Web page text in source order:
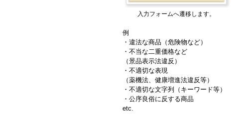
入力フォームへ遷移します。
例
・違法な商品（危険物など）
・不当な二重価格など
（景品表示法違反）
・不適切な表現
（薬機法、健康増進法違反等）
・不適切な文字列（キーワード等）
・公序良俗に反する商品
etc.